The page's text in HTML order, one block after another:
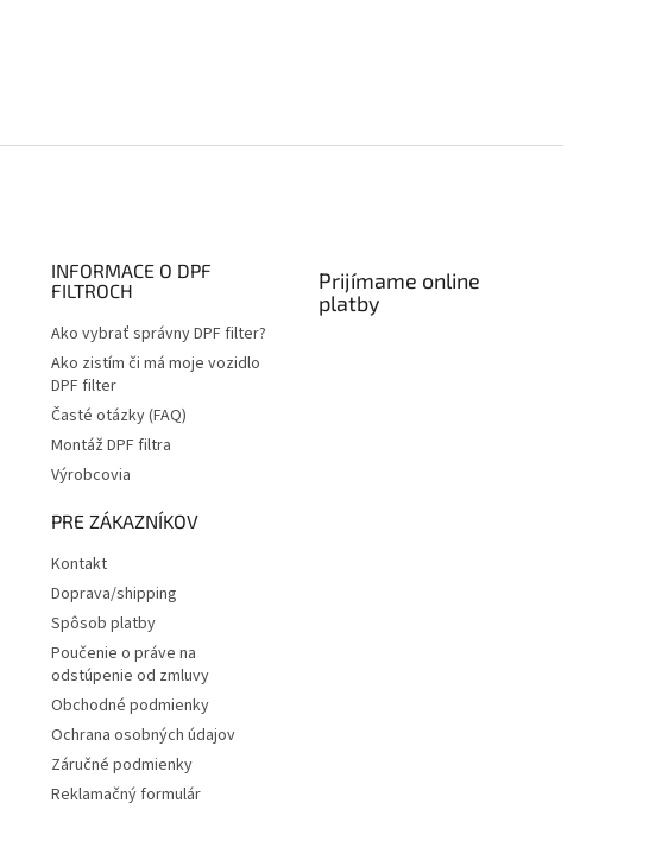
INFORMACE O DPF
FILTROCH
Ako vybrať správny DPF filter?
Ako zistím či má moje vozidlo
DPF filter
Časté otázky (FAQ)
Montáž DPF filtra
Výrobcovia
PRE ZÁKAZNÍKOV
Kontakt
Doprava/shipping
Spôsob platby
Poučenie o práve na
odstúpenie od zmluvy
Obchodné podmienky
Ochrana osobných údajov
Záručné podmienky
Reklamačný formulár
Prijímame online
platby